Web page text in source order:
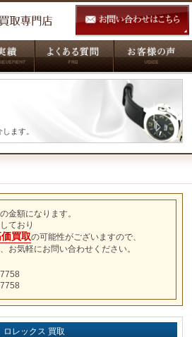
ます。
金額になります。
ており
買取の可能性がございますので、
お気軽にお問い合わせください。
ロレックス 買取